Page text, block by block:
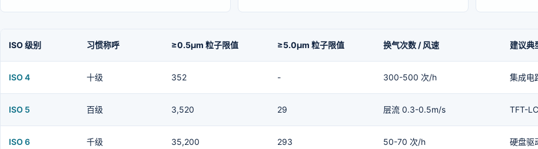
ISO 级别 习惯称呼 ≥0.5μm 粒子限值 ≥5.0μm 粒子限值 换气次数 / 风速 建议典
ISO 4 十级 352 - 300-500 次/h 集成电
ISO 5 百级 3,520 29 层流 0.3-0.5m/s TFT-
ISO 6 千级 35,200 293 50-70 次/h 硬盘驱